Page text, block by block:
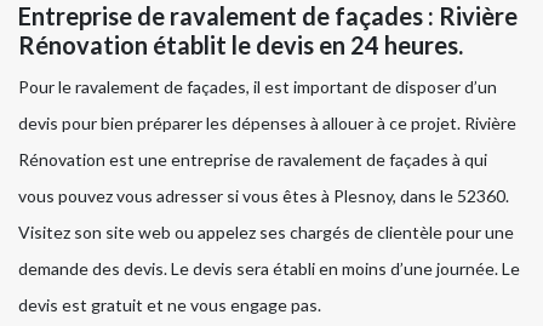
Entreprise de ravalement de façades : Rivière
Rénovation établit le devis en 24 heures.
Pour le ravalement de façades, il est important de disposer d’un
devis pour bien préparer les dépenses à allouer à ce projet. Rivière
Rénovation est une entreprise de ravalement de façades à qui
vous pouvez vous adresser si vous êtes à Plesnoy, dans le 52360.
Visitez son site web ou appelez ses chargés de clientèle pour une
demande des devis. Le devis sera établi en moins d’une journée. Le
devis est gratuit et ne vous engage pas.